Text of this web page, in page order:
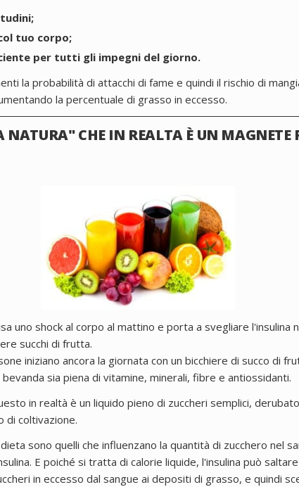
tuo corpo;
per tutti gli impegni del giorno.
la probabilità di attacchi di fame e quindi il rischio di
la percentuale di grasso in eccesso.
NATURA" CHE IN REALTA È UN MAGNETE
uno shock al corpo al mattino e porta a svegliare l'insulina
succhi di frutta.
iniziano ancora la giornata con un bicchiere di succo di
sia piena di vitamine, minerali, fibre e antiossidanti.
in realtà è un liquido pieno di zuccheri semplici,
di coltivazione.
sono quelli che influenzano la quantità di zucchero nel
E poiché si tratta di calorie liquide, l'insulina può
in eccesso dal sangue ai depositi di grasso, e quindi